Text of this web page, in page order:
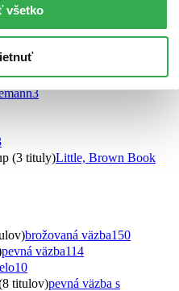
všetko
3
tituly)Oxford University Press3
3
3
3
(3 tituly)Little, Brown Book
brožovaná väzba150
pevná väzba114
10
titulov)pevná väzba s